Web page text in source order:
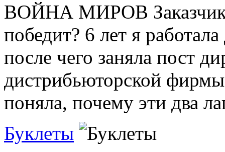
ВОЙНА МИРОВ Заказчик
победит? 6 лет я
после чего заняла пост
дистрибьюторской
поняла, почему эти два
Буклеты